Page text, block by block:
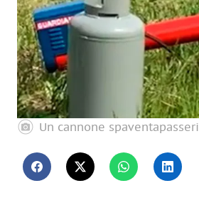
Un cannone spaventapasseri